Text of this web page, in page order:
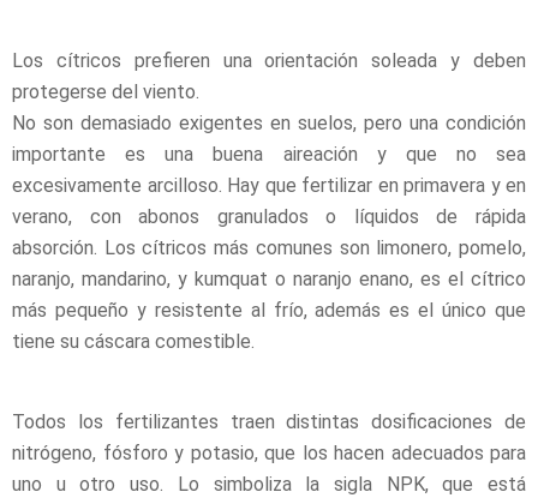
Los cítricos prefieren una orientación soleada y deben
protegerse del viento.
No son demasiado exigentes en suelos, pero una condición
importante es una buena aireación y que no sea
excesivamente arcilloso. Hay que fertilizar en primavera y en
verano, con abonos granulados o líquidos de rápida
absorción. Los cítricos más comunes son limonero, pomelo,
naranjo, mandarino, y kumquat o naranjo enano, es el cítrico
más pequeño y resistente al frío, además es el único que
tiene su cáscara comestible.
Todos los fertilizantes traen distintas dosificaciones de
nitrógeno, fósforo y potasio, que los hacen adecuados para
uno u otro uso. Lo simboliza la sigla NPK, que está